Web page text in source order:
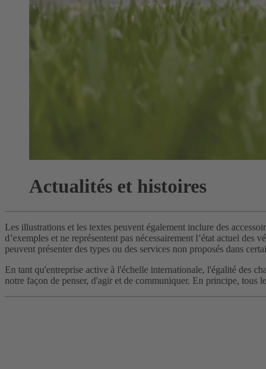
Actualités et histoires
Les illustrations et les textes peuvent également inclure des
d’exemples et ne représentent pas nécessairement l’état actuel
peuvent présenter des types ou des services non proposés dans
En tant qu'entreprise active à l'échelle internationale, l'égalité des
notre façon de penser, d'agir et de communiquer. En principe, tous